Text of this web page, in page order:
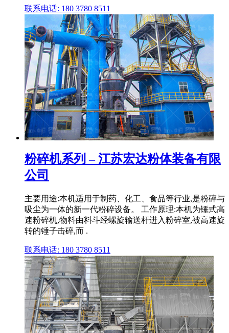
联系电话: 180 3780 8511
粉碎机系列 – 江苏宏达粉体装备有限
公司
主要用途:本机适用于制药、化工、食品等行业,是粉碎与
吸尘为一体的新一代粉碎设备。 工作原理:本机为锤式高
速粉碎机,物料由料斗经螺旋输送杆进入粉碎室,被高速旋
转的锤子击碎,而 .
联系电话: 180 3780 8511